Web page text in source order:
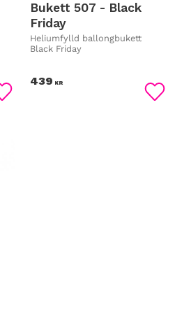
Lägg till i favoriter
Bukett 507 - Black
Friday
Heliumfylld ballongbukett
Black Friday
439 KR